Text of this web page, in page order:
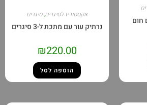
אקססוריז לסיגרים,סיגרים
נרתיק עור עם מתכת ל-3 סיגרים
₪220.00
הוספה לסל